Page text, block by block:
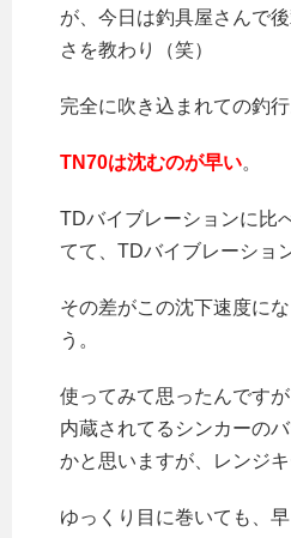
が、今日は釣具屋さんで
さを教わり（笑）
完全に吹き込まれての釣行
TN70は沈むのが早い。
TDバイブレーションに比
てて、TDバイブレーショ
その差がこの沈下速度に
う。
使ってみて思ったんです
内蔵されてるシンカーの
かと思いますが、レンジ
ゆっくり目に巻いても、